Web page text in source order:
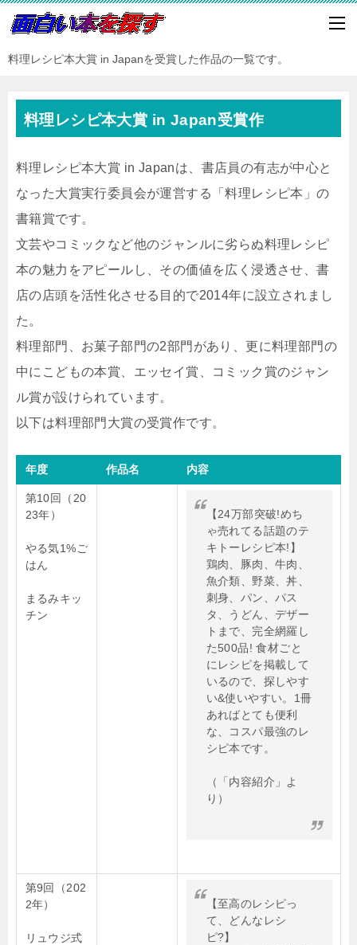
料理レシピ本大賞 in Japanを受賞した作品の一覧です。
料理レシピ本大賞 in Japan受賞作
料理レシピ本大賞 in Japanは、書店員の有志が中心と
なった大賞実行委員会が運営する「料理レシピ本」の
書籍賞です。
文芸やコミックなど他のジャンルに劣らぬ料理レシピ
本の魅力をアピールし、その価値を広く浸透させ、書
店の店頭を活性化させる目的で2014年に設立されまし
た。
料理部門、お菓子部門の2部門があり、更に料理部門の
中にこどもの本賞、エッセイ賞、コミック賞のジャン
ル賞が設けられています。
以下は料理部門大賞の受賞作です。
年度 作品名 内容
第10回（20
23年）
やる気1%ご
はん
まるみキッ
チン
【24万部突破!めち
ゃ売れてる話題のテ
キトーレシピ本!】
鶏肉、豚肉、牛肉、
魚介類、野菜、丼、
刺身、パン、パス
タ、うどん、デザー
トまで、完全網羅し
た500品! 食材ごと
にレシピを掲載して
いるので、探しやす
い&使いやすい。1冊
あればとても便利
な、コスパ最強のレ
シピ本です。
（「内容紹介」よ
り）
第9回（202
2年）
リュウジ式
【至高のレシピっ
て、どんなレシ
ピ?】